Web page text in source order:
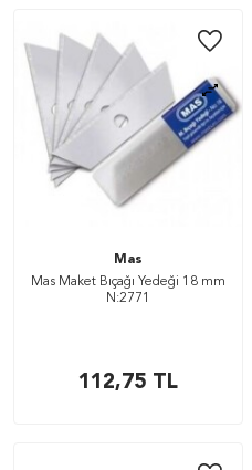
Mas
Mas Maket Bıçağı Yedeği 18 mm
N:2771
112,75 TL